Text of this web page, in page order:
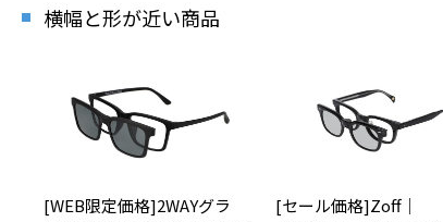
横幅と形が近い商品
[WEB限定価格]2WAYグラ
[セール価格]Zoff｜